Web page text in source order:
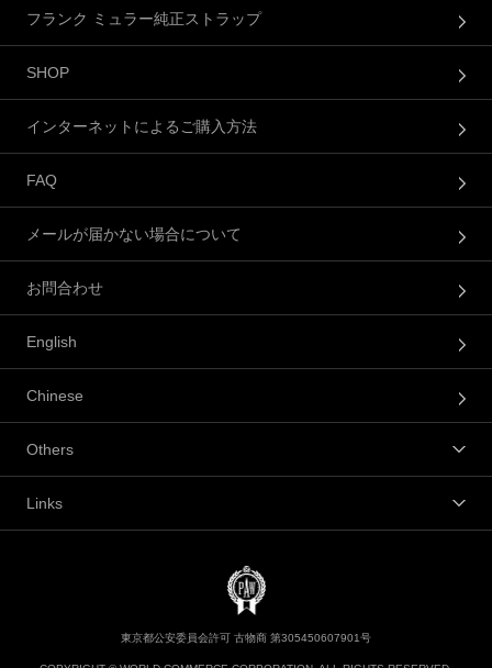
フランク ミュラー純正ストラップ
SHOP
インターネットによるご購入方法
FAQ
メールが届かない場合について
お問合わせ
English
Chinese
Others
Links
東京都公安委員会許可 古物商 第305450607901号